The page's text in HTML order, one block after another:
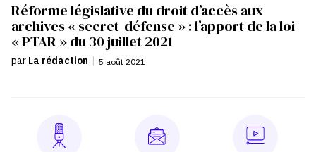
Réforme législative du droit d’accès aux
archives « secret-défense » : l’apport de la loi
« PTAR » du 30 juillet 2021
par La rédaction 5 août 2021